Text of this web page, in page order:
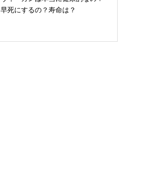
早死にするの？寿命は？